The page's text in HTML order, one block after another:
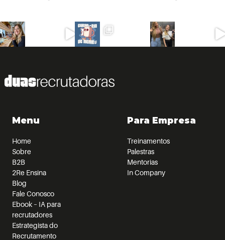
Menu
Home
Sobre
B2B
2Re Ensina
Blog
Fale Conosco
Ebook – IA para
recrutadores
Estrategista do
Recrutamento
Para Empresa
Treinamentos
Palestras
Mentorias
In Company